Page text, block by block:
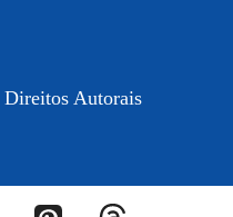
Direitos Autorais